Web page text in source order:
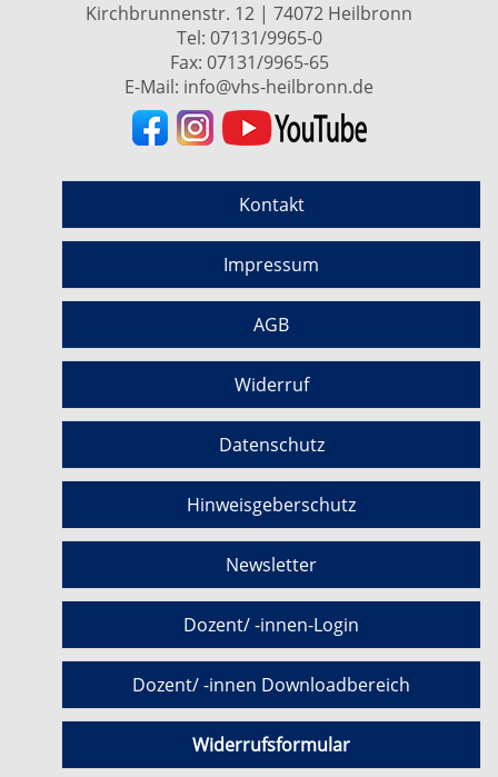
Kirchbrunnenstr. 12 | 74072 Heilbronn
Tel: 07131/9965-0
Fax: 07131/9965-65
E-Mail: info@vhs-heilbronn.de
Kontakt
Impressum
AGB
Widerruf
Datenschutz
Hinweisgeberschutz
Newsletter
Dozent/ -innen-Login
Dozent/ -innen Downloadbereich
Widerrufsformular